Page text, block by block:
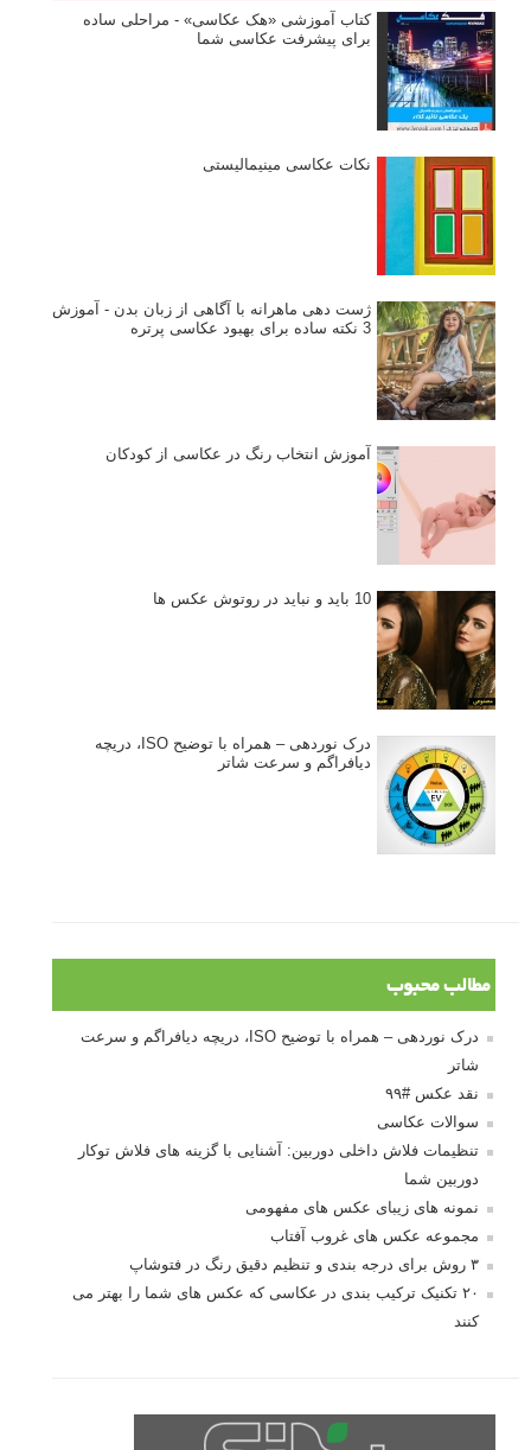
کتاب آموزشی «هک عکاسی» - مراحلی ساده
برای پیشرفت عکاسی شما
نکات عکاسی مینیمالیستی
ژست دهی ماهرانه با آگاهی از زبان بدن - آموزش
3 نکته ساده برای بهبود عکاسی پرتره
آموزش انتخاب رنگ در عکاسی از کودکان
10 باید و نباید در روتوش عکس ها
درک نوردهی – همراه با توضیح ISO، دریچه
دیافراگم و سرعت شاتر
مطالب محبوب
درک نوردهی – همراه با توضیح ISO، دریچه دیافراگم و سرعت
شاتر
نقد عکس #۹۹
سوالات عکاسی
تنظیمات فلاش داخلی دوربین: آشنایی با گزینه های فلاش توکار
دوربین شما
نمونه های زیبای عکس های مفهومی
مجموعه عکس های غروب آفتاب
۳ روش برای درجه بندی و تنظیم دقیق رنگ در فتوشاپ
۲۰ تکنیک ترکیب بندی در عکاسی که عکس های شما را بهتر می
کنند